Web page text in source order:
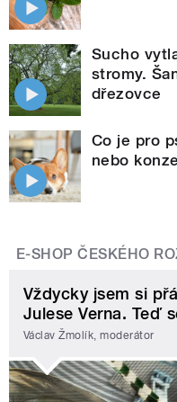
Sucho
stromy.
dřezovce
Co je pro
nebo
E-SHOP ČESKÉHO
Vždycky jsem si
Julese Verna. Teď
Václav Žmolík, moderátor